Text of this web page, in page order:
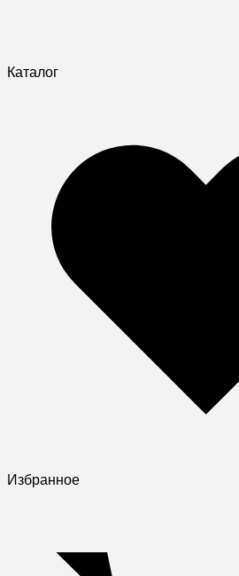
Каталог
Избранное